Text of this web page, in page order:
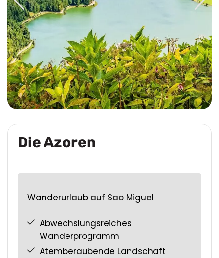
Die Azoren
Wanderurlaub auf Sao Miguel
Abwechslungsreiches
Wanderprogramm
Atemberaubende Landschaft